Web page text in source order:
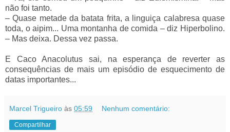
não foi tanto.
– Quase metade da batata frita, a linguiça calabresa quase
toda, o aipim... Uma montanha de comida –diz Hiperbolino.
– Mas deixa. Dessa vez passa.
E Caco Anacolutus sai, na esperança de reverter as
consequências de mais um episódio de esquecimento de
datas importantes...
Marcel Trigueiro às 05:59 Nenhum comentário:
Compartilhar